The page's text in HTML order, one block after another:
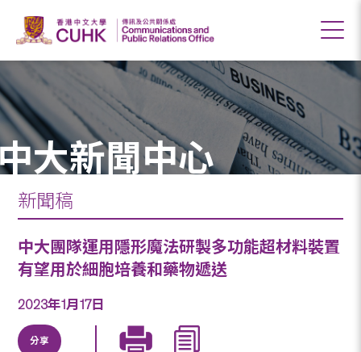
大新聞中心
新聞稿
中大團隊運用隱形魔法研製多功能超材料裝置
有望用於細胞培養和藥物遞送
2023年1月17日
分享